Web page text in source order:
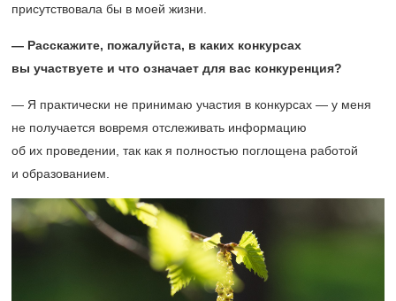
присутствовала бы в моей жизни.
— Расскажите, пожалуйста, в каких конкурсах
вы участвуете и что означает для вас конкуренция?
— Я практически не принимаю участия в конкурсах — у меня
не получается вовремя отслеживать информацию
об их проведении, так как я полностью поглощена работой
и образованием.